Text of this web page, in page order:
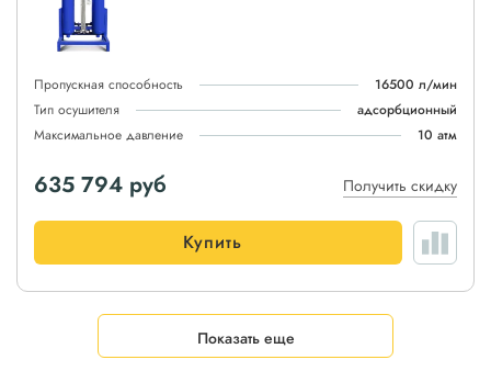
Пропускная способность
16500 л/мин
Тип осушителя
адсорбционный
Максимальное давление
10 атм
635 794 руб Получить скидку
Купить
Показать еще